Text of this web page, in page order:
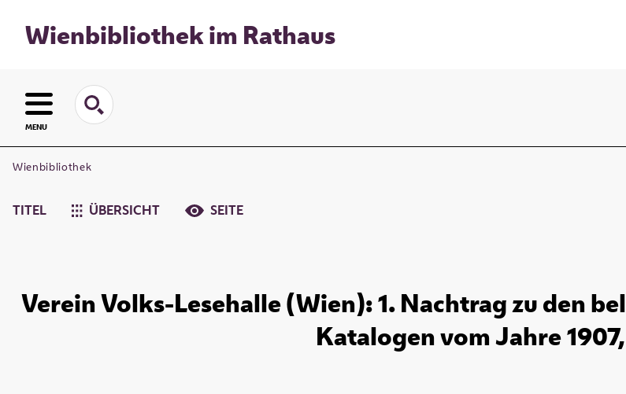
Wienbibliothek im Rathaus
MENU
Wienbibliothek
TITEL ÜBERSICHT SEITE
Verein Volks-Lesehalle (Wien): 1. Nachtrag zu den
Katalogen vom Jahre